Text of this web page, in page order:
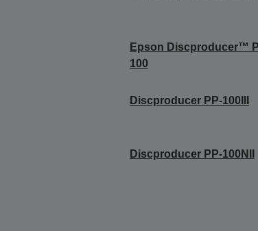
Epson Discproducer™
100
Discproducer PP-100III
Discproducer PP-100NII